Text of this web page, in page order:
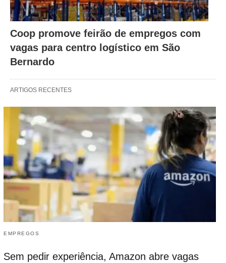
Coop promove feirão de empregos com
vagas para centro logístico em São
Bernardo
ARTIGOS RECENTES
EMPREGOS
Sem pedir experiência, Amazon abre vagas